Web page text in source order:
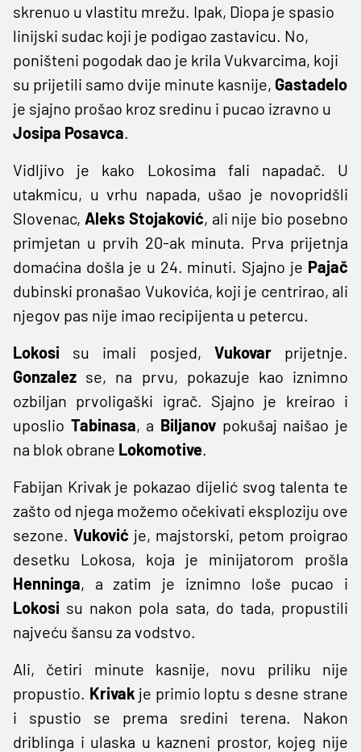
skrenuo u vlastitu mrežu. Ipak, Diopa je spasio
linijski sudac koji je podigao zastavicu. No,
poništeni pogodak dao je krila Vukvarcima, koji
su prijetili samo dvije minute kasnije, Gastadelo
je sjajno prošao kroz sredinu i pucao izravno u
Josipa Posavca.
Vidljivo je kako Lokosima fali napadač. U
utakmicu, u vrhu napada, ušao je novopridšli
Slovenac, Aleks Stojaković, ali nije bio posebno
primjetan u prvih 20-ak minuta. Prva prijetnja
domaćina došla je u 24. minuti. Sjajno je Pajač
dubinski pronašao Vukovića, koji je centrirao, ali
njegov pas nije imao recipijenta u petercu.
Lokosi su imali posjed, Vukovarprijetnje.
Gonzalez se, na prvu, pokazuje kao iznimno
ozbiljan prvoligaški igrač. Sjajno je kreirao i
uposlio Tabinasa, a Biljanov pokušaj naišao je
na blok obrane Lokomotive.
Fabijan Krivak je pokazao dijelić svog talenta te
zašto od njega možemo očekivati eksploziju ove
sezone. Vuković je, majstorski, petom proigrao
desetku Lokosa, koja je minijatorom prošla
Henninga, a zatim je iznimno loše pucao i
Lokosi su nakon pola sata, do tada, propustili
najveću šansu za vodstvo.
Ali, četiri minute kasnije, novu priliku nije
propustio. Krivak je primio loptu s desne strane
i spustio se prema sredini terena. Nakon
driblinga i ulaska u kazneni prostor, kojeg nije